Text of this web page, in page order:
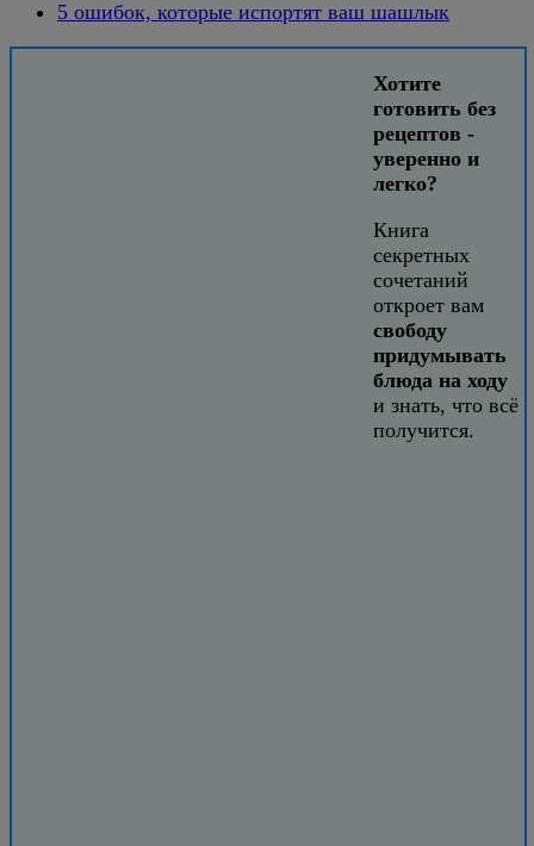
5 ошибок, которые испортят ваш шашлык
Хотите
готовить без
рецептов -
уверенно и
легко?
Книга
секретных
сочетаний
откроет вам
свободу
придумывать
блюда на ходу
и знать, что всё
получится.